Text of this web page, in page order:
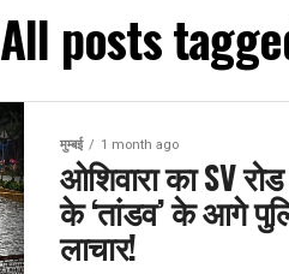
All posts
मुम्बई 1 month ago
ओशिवारा का SV
के ‘तांडव’ के आगे
लाचार!